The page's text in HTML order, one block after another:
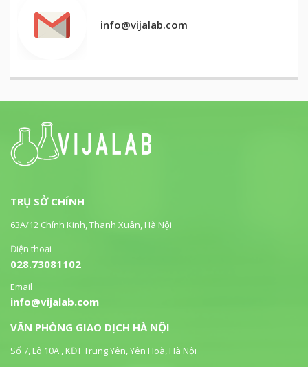
info@vijalab.com
TRỤ SỞ CHÍNH
63A/12 Chính Kinh, Thanh Xuân, Hà Nội
Điện thoại
028.73081102
Email
info@vijalab.com
VĂN PHÒNG GIAO DỊCH HÀ NỘI
Số 7, Lô 10A , KĐT Trung Yên, Yên Hoà, Hà Nội